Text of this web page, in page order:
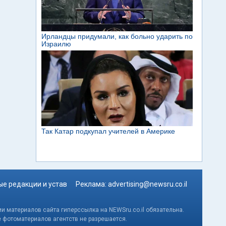
редакции и устав Реклама: advertising@newsru.co.il
сайта гиперссылка на NEWSru.co.il обязательна.
агентств не разрешается.